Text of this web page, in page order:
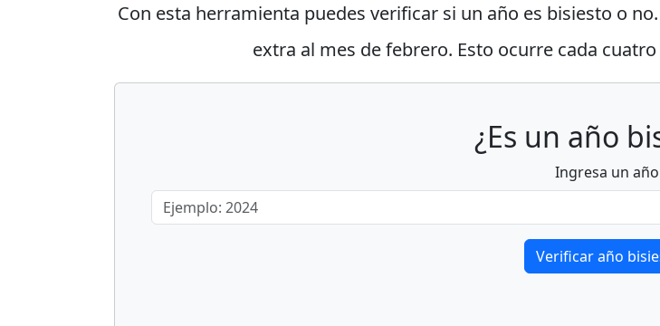
Con esta herramienta puedes verificar si un año es bisiesto o
extra al mes de febrero. Esto ocurre cada
¿Es un año
Ingresa un
Verificar año